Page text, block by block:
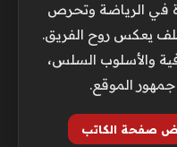
في الرياضة وتحرص
يعكس روح الفريق.
والأسلوب السلس،
الموقع.
صفحة الكاتب